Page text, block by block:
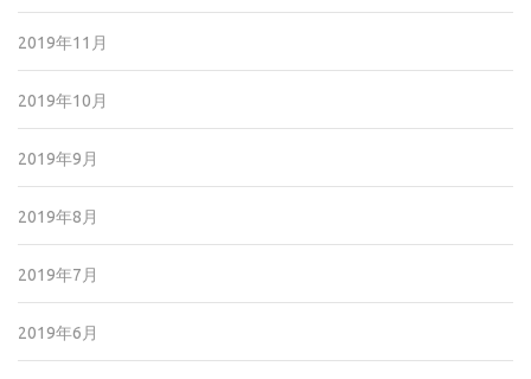
2019年11月
2019年10月
2019年9月
2019年8月
2019年7月
2019年6月